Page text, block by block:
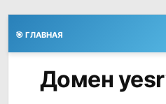
🎯 ГЛАВНАЯ
Домен